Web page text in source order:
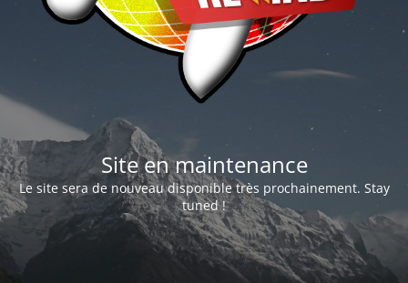
Site en maintenance
Le site sera de nouveau disponible très prochainement. Stay
tuned !